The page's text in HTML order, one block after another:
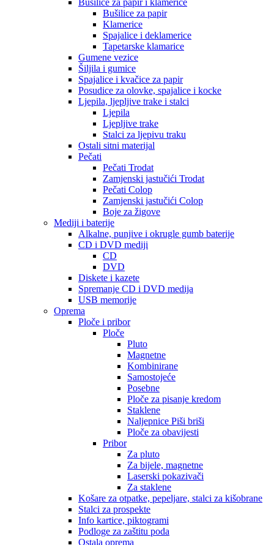
Bušilice za papir i klamerice
Bušilice za papir
Klamerice
Spajalice i deklamerice
Tapetarske klamarice
Gumene vezice
Šiljila i gumice
Spajalice i kvačice za papir
Posudice za olovke, spajalice i kocke
Ljepila, ljepljive trake i stalci
Ljepila
Ljepljive trake
Stalci za ljepivu traku
Ostali sitni materijal
Pečati
Pečati Trodat
Zamjenski jastučići Trodat
Pečati Colop
Zamjenski jastučići Colop
Boje za žigove
Mediji i baterije
Alkalne, punjive i okrugle gumb baterije
CD i DVD mediji
CD
DVD
Diskete i kazete
Spremanje CD i DVD medija
USB memorije
Oprema
Ploče i pribor
Ploče
Pluto
Magnetne
Kombinirane
Samostojeće
Posebne
Ploče za pisanje kredom
Staklene
Naljepnice Piši briši
Ploče za obavijesti
Pribor
Za pluto
Za bijele, magnetne
Laserski pokazivači
Za staklene
Košare za otpatke, pepeljare, stalci za kišobrane
Stalci za prospekte
Info kartice, piktogrami
Podloge za zaštitu poda
Ostala oprema